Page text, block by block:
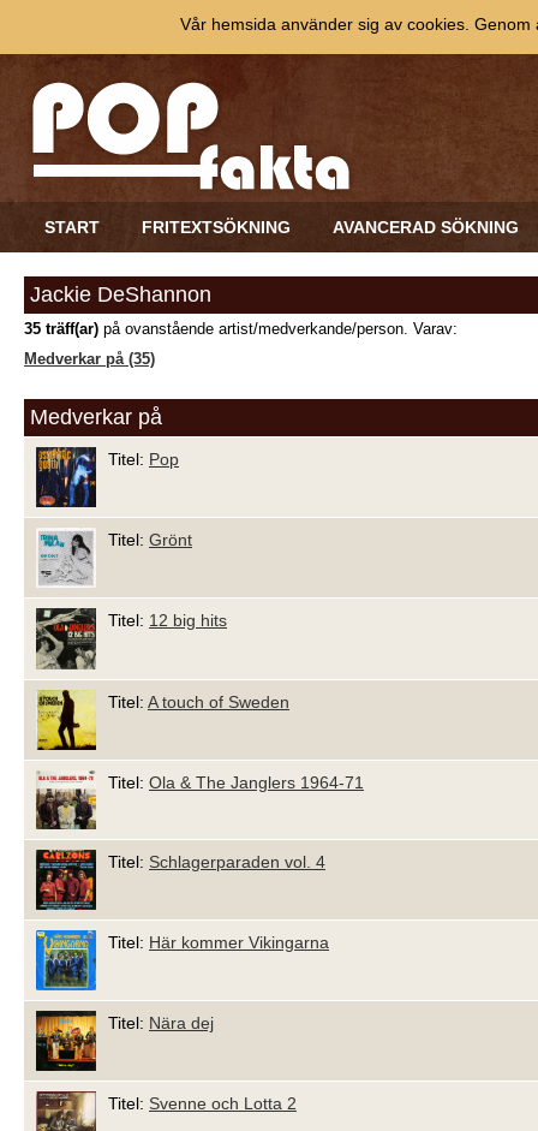
START FRITEXTSÖKNING AVANCERAD SÖKNING
Jackie DeShannon
35 träff(ar) på ovanstående artist/medverkande/person. Varav:
Medverkar på (35)
Medverkar på
Titel: Pop
Titel: Grönt
Titel: 12 big hits
Titel: A touch of Sweden
Titel: Ola & The Janglers 1964-71
Titel: Schlagerparaden vol. 4
Titel: Här kommer Vikingarna
Titel: Nära dej
Titel: Svenne och Lotta 2
Vår hemsida använder sig av cookies.